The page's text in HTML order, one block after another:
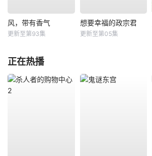
风，带有香气
更新至第93集
想要幸福的政宗君
更新至第05集
正在热播